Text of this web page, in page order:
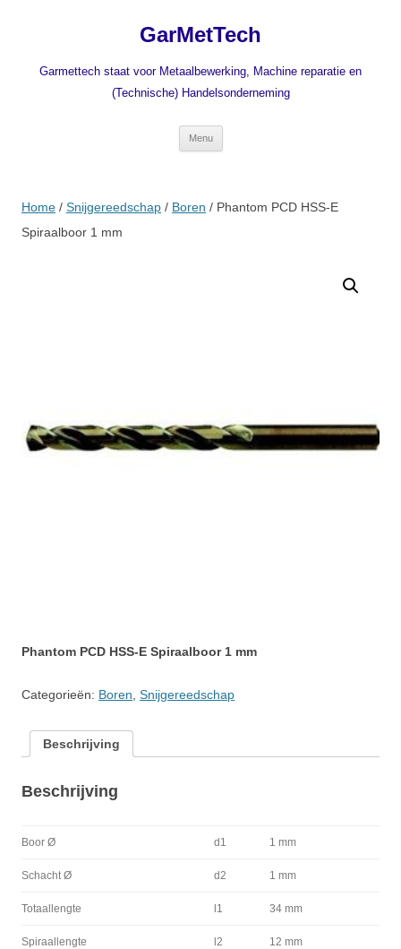
GarMetTech
Garmettech staat voor Metaalbewerking, Machine reparatie en
(Technische) Handelsonderneming
Menu
Home / Snijgereedschap / Boren / Phantom PCD HSS-E
Spiraalboor 1 mm
Phantom PCD HSS-E Spiraalboor 1 mm
Categorieën: Boren Snijgereedschap
Beschrijving
Beschrijving
Boor Ø d1 1 mm
Schacht Ø d2 1 mm
Totaallengte l1 34 mm
Spiraallengte l2 12 mm